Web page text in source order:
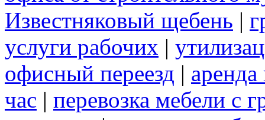
Известняковый щебень |
услуги рабочих |
офисный переезд | аренда
час | перевозка мебели с